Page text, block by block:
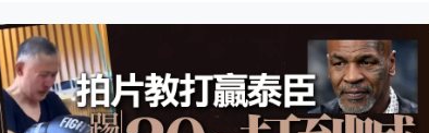
童昊昊（化名）今年3月原準備進行一個外科小手術，他事
前抽血檢驗時，發現感染梅毒。昊昊母親表示：「寶寶沒
有任何症狀，身上也沒有那種紅疹，當時結果出來，醫生
就說不能手術，要先治療梅毒。」眼見兒子無故感染性